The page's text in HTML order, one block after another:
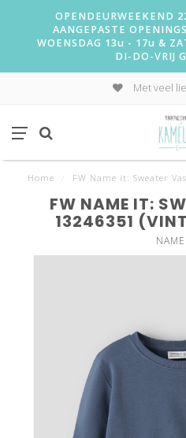
OPENDEURWEEKEND
AANGEPASTE
WOENSDAG 13u - 17u &
DI-DO-VRIJ
Met veel
Home FW Name it: Sweater
FW NAME IT:
13246351